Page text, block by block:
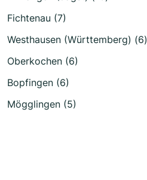
Fichtenau (7)
Westhausen (Württemberg) (6)
Oberkochen (6)
Bopfingen (6)
Mögglingen (5)